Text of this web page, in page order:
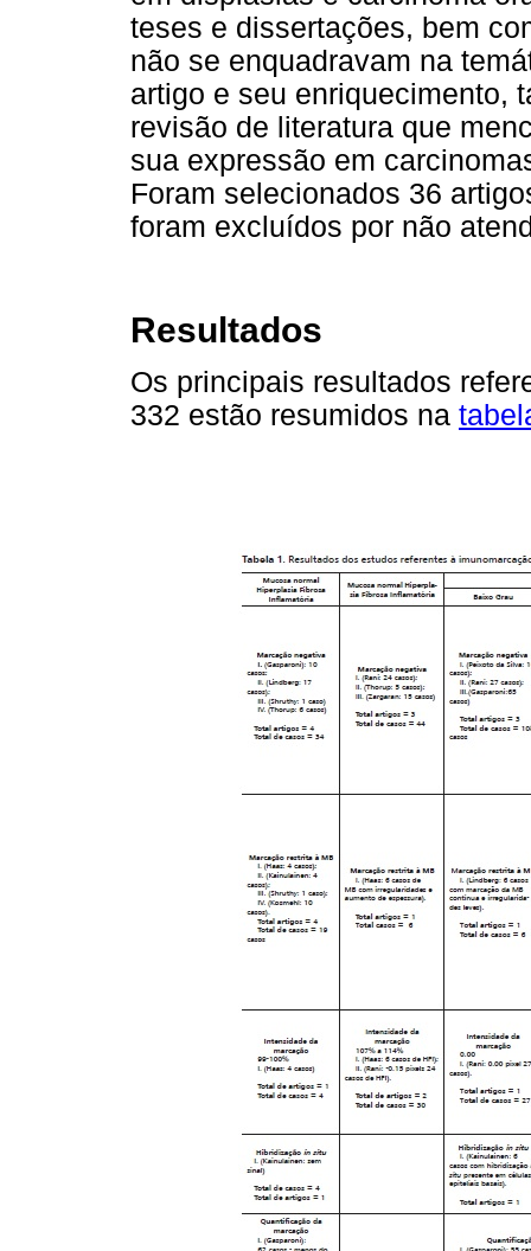
teses e dissertações, bem
não se enquadravam na
artigo e seu enriquecimento,
revisão de literatura que
sua expressão em
Foram selecionados 36
foram excluídos por não
Resultados
Os principais resultados
332 estão resumidos na